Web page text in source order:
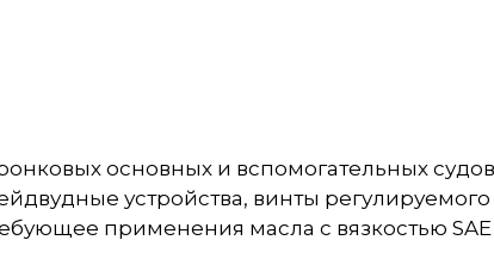
основных и вспомогательных
устройства, винты
применения масла с вязкостью SAE